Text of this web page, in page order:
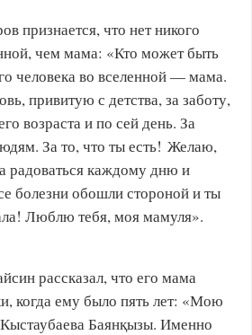
признается, что нет никого
чем мама: «Кто может быть
человека во вселенной — мама.
привитую с детства, за заботу,
возраста и по сей день. За
За то, что ты есть! Желаю,
радоваться каждому дню и
болезни обошли стороной и ты
Люблю тебя, моя мамуля».
рассказал, что его мама
когда ему было пять лет: «Мою
Баянқызы. Именно